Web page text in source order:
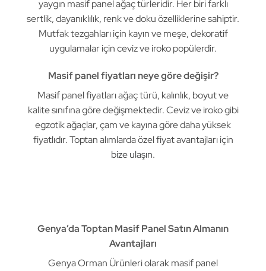
yaygın masif panel ağaç türleridir. Her biri farklı
sertlik, dayanıklılık, renk ve doku özelliklerine sahiptir.
Mutfak tezgahları için kayın ve meşe, dekoratif
uygulamalar için ceviz ve iroko popülerdir.
Masif panel fiyatları neye göre değişir?
Masif panel fiyatları ağaç türü, kalınlık, boyut ve
kalite sınıfına göre değişmektedir. Ceviz ve iroko gibi
egzotik ağaçlar, çam ve kayına göre daha yüksek
fiyatlıdır. Toptan alımlarda özel fiyat avantajları için
bize ulaşın.
Genya’da Toptan Masif Panel Satın Almanın
Avantajları
Genya Orman Ürünleri olarak masif panel